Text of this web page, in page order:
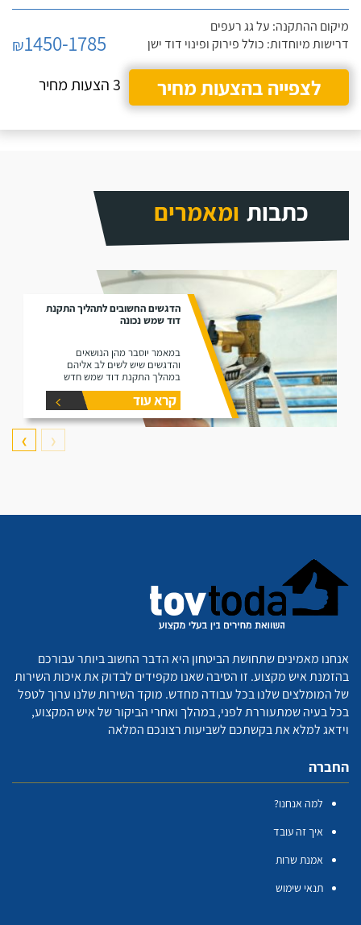
מיקום ההתקנה: על גג רעפים
דרישות מיוחדות: כולל פירוק ופינוי דוד ישן
₪1450-1785
לצפייה בהצעות מחיר
3 הצעות מחיר
כתבות ומאמרים
הדגשים החשובים לתהליך התקנת
דוד שמש נכונה
במאמר יוסבר מהן הנושאים
והדגשים שיש לשים לב אליהם
במהלך התקנת דוד שמש חדש
קרא עוד
❮
❯
אנחנו מאמינים שתחושת הביטחון היא הדבר החשוב ביותר עבורכם
בהזמנת איש מקצוע. זו הסיבה שאנו מקפידים לבדוק את איכות השירות
של המומלצים שלנו בכל עבודה מחדש. מוקד השירות שלנו ערוך לטפל
בכל בעיה שמתעוררת לפני, במהלך ואחרי הביקור של איש המקצוע,
וידאג למלא את בקשתכם לשביעות רצונכם המלאה
החברה
למה אנחנו?
איך זה עובד
אמנת שרות
תנאי שימוש